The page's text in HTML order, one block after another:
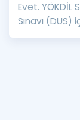
İngilizce
Evet. YÖKDİL
Sınavı (DUS)